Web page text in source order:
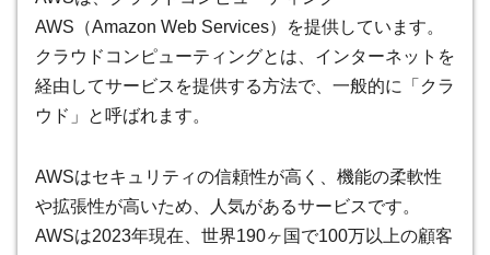
AWS（Amazon Web Services）を提供しています。
クラウドコンピューティングとは、インターネットを
経由してサービスを提供する方法で、一般的に「クラ
ウド」と呼ばれます。
AWSはセキュリティの信頼性が高く、機能の柔軟性
や拡張性が高いため、人気があるサービスです。
AWSは2023年現在、世界190ヶ国で100万以上の顧客